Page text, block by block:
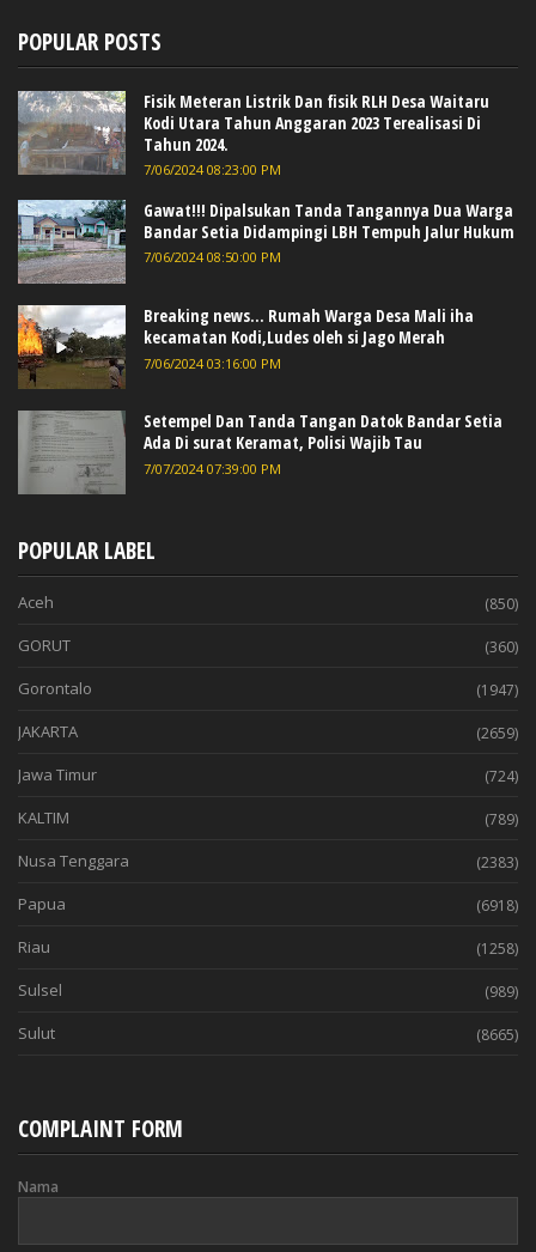
POPULAR POSTS
Fisik Meteran Listrik Dan fisik RLH Desa Waitaru
Kodi Utara Tahun Anggaran 2023 Terealisasi Di
Tahun 2024.
7/06/2024 08:23:00 PM
Gawat!!! Dipalsukan Tanda Tangannya Dua Warga
Bandar Setia Didampingi LBH Tempuh Jalur Hukum
7/06/2024 08:50:00 PM
Breaking news... Rumah Warga Desa Mali iha
kecamatan Kodi,Ludes oleh si Jago Merah
7/06/2024 03:16:00 PM
Setempel Dan Tanda Tangan Datok Bandar Setia
Ada Di surat Keramat, Polisi Wajib Tau
7/07/2024 07:39:00 PM
POPULAR LABEL
Aceh (850)
GORUT (360)
Gorontalo (1947)
JAKARTA (2659)
Jawa Timur (724)
KALTIM (789)
Nusa Tenggara (2383)
Papua (6918)
Riau (1258)
Sulsel (989)
Sulut (8665)
COMPLAINT FORM
Nama